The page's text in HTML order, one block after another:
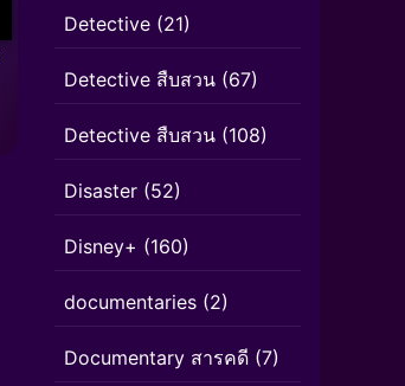
Detective (21)
Detective สืบสวน (67)
Detective สืบสวน (108)
Disaster (52)
Disney+ (160)
documentaries (2)
Documentary สารคดี (7)